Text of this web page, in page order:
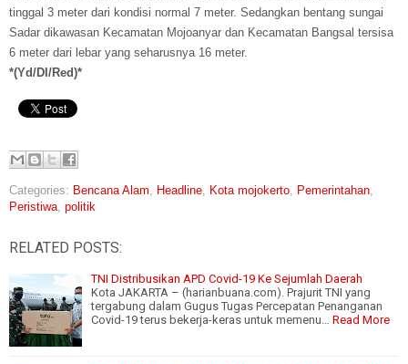
tinggal 3 meter dari kondisi normal 7 meter. Sedangkan bentang sungai
Sadar dikawasan Kecamatan Mojoanyar dan Kecamatan Bangsal tersisa
6 meter dari lebar yang seharusnya 16 meter.
*(Yd/DI/Red)*
Categories: Bencana Alam Headline Kota mojokerto Pemerintahan
Peristiwa politik
RELATED POSTS:
TNI Distribusikan APD Covid-19 Ke Sejumlah Daerah
Kota JAKARTA – (harianbuana.com). Prajurit TNI yang
tergabung dalam Gugus Tugas Percepatan Penanganan
Covid-19 terus bekerja-keras untuk memenu…
Read More